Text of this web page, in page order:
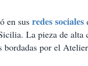
en sus redes sociales
La pieza de alta
bordadas por el